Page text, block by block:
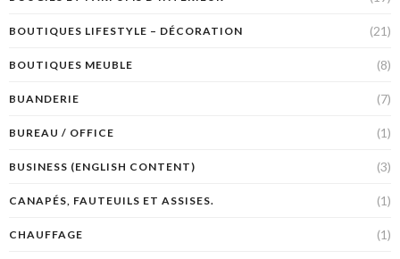
BOUTIQUES LIFESTYLE – DÉCORATION (21)
BOUTIQUES MEUBLE (8)
BUANDERIE (7)
BUREAU / OFFICE (1)
BUSINESS (ENGLISH CONTENT) (3)
CANAPÉS, FAUTEUILS ET ASSISES. (1)
CHAUFFAGE (1)